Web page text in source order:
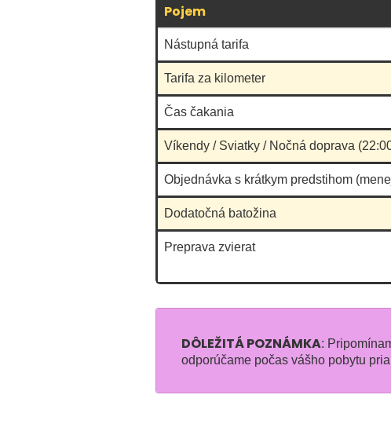
Pojem
Nástupná tarifa
Tarifa za kilometer
Čas čakania
Víkendy / Sviatky / Nočná doprava
Objednávka s krátkym predstihom
Dodatočná batožina
Preprava zvierat
DÔLEŽITÁ POZNÁMKA:
odporúčame počas vášho pobytu